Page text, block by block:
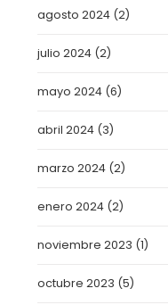
agosto 2024 (2)
julio 2024 (2)
mayo 2024 (6)
abril 2024 (3)
marzo 2024 (2)
enero 2024 (2)
noviembre 2023 (1)
octubre 2023 (5)